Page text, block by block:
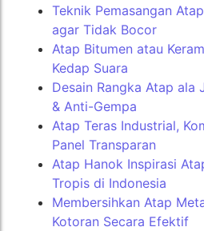
Teknik Pemasangan
agar Tidak Bocor
Atap Bitumen atau
Kedap Suara
Desain Rangka Atap ala
& Anti-Gempa
Atap Teras Industrial,
Panel Transparan
Atap Hanok Inspirasi
Tropis di Indonesia
Membersihkan Atap
Kotoran Secara Efektif